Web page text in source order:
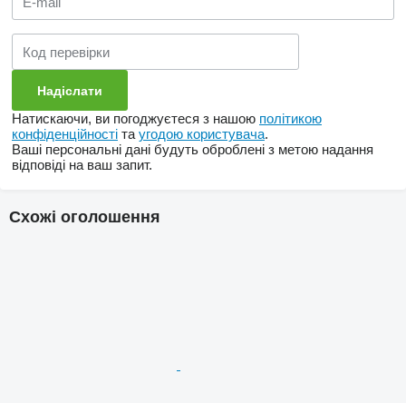
Натискаючи, ви погоджуєтеся з нашою політикою
конфіденційності та угодою користувача.
Ваші персональні дані будуть оброблені з метою надання
відповіді на ваш запит.
Схожі оголошення